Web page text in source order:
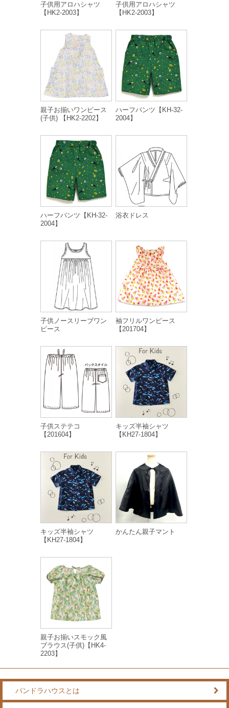
子供用アロハシャツ
【HK2-2003】
子供用アロハシャツ
【HK2-2003】
親子お揃いワンピース
(子供) 【HK2-2202】
ハーフパンツ【KH-32-
2004】
ハーフパンツ【KH-32-
2004】
浴衣ドレス
子供ノースリーブワン
ピース
袖フリルワンピース
【201704】
子供ステテコ
【201604】
キッズ半袖シャツ
【KH27-1804】
キッズ半袖シャツ
【KH27-1804】
かんたん親子マント
親子お揃いスモック風
ブラウス(子供)【HK4-
2203】
パンドラハウスとは